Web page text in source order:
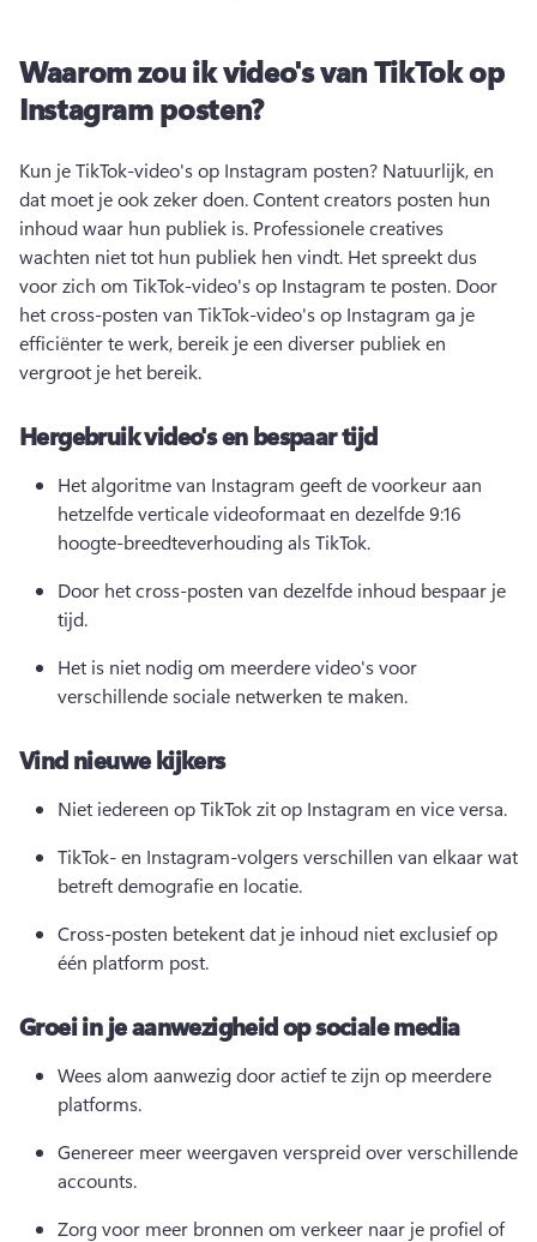
Waarom zou ik video's van TikTok op
Instagram posten?
Kun je TikTok-video's op Instagram posten? Natuurlijk, en
dat moet je ook zeker doen. Content creators posten hun
inhoud waar hun publiek is. Professionele creatives
wachten niet tot hun publiek hen vindt. Het spreekt dus
voor zich om TikTok-video's op Instagram te posten. Door
het cross-posten van TikTok-video's op Instagram ga je
efficiënter te werk, bereik je een diverser publiek en
vergroot je het bereik.
Hergebruik video's en bespaar tijd
Het algoritme van Instagram geeft de voorkeur aan
hetzelfde verticale videoformaat en dezelfde 9:16
hoogte-breedteverhouding als TikTok.
Door het cross-posten van dezelfde inhoud bespaar je
tijd.
Het is niet nodig om meerdere video's voor
verschillende sociale netwerken te maken.
Vind nieuwe kijkers
Niet iedereen op TikTok zit op Instagram en vice versa.
TikTok- en Instagram-volgers verschillen van elkaar wat
betreft demografie en locatie.
Cross-posten betekent dat je inhoud niet exclusief op
één platform post.
Groei in je aanwezigheid op sociale media
Wees alom aanwezig door actief te zijn op meerdere
platforms.
Genereer meer weergaven verspreid over verschillende
accounts.
Zorg voor meer bronnen om verkeer naar je profiel of